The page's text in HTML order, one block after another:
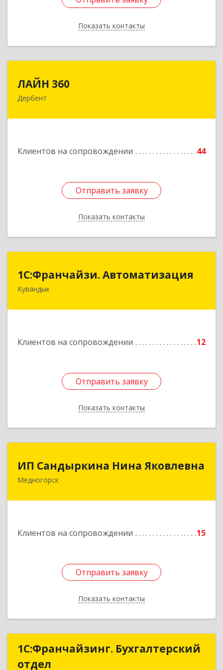
Показать контакты
Назад
ЛАЙН 360
Дербент
Клиентов на сопровождении 44
Отправить заявку
Показать контакты
368600, Дагестан Респ, Дербент г, Ю.Гагарина
Отправить заявку
Назад
1С:Франчайзи. Автоматизация
Кувандык
Клиентов на сопровождении 12
Отправить заявку
Показать контакты
1С:Франчайзи. Автоматизация
462220, Оренбургская обл, Кувандыкский р-н,
Отправить заявку
Назад
ИП Сандыркина Нина Яковлевна
Медногорск
Клиентов на сопровождении 15
Отправить заявку
Показать контакты
462270, Оренбургская обл, Медногорск г,
Отправить заявку
Назад
1С:Франчайзинг. Бухгалтерский
отдел
1С:Франчайзинг. Бухгалтерский